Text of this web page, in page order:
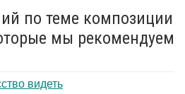
по теме композиции
мы рекомендуем
видеть